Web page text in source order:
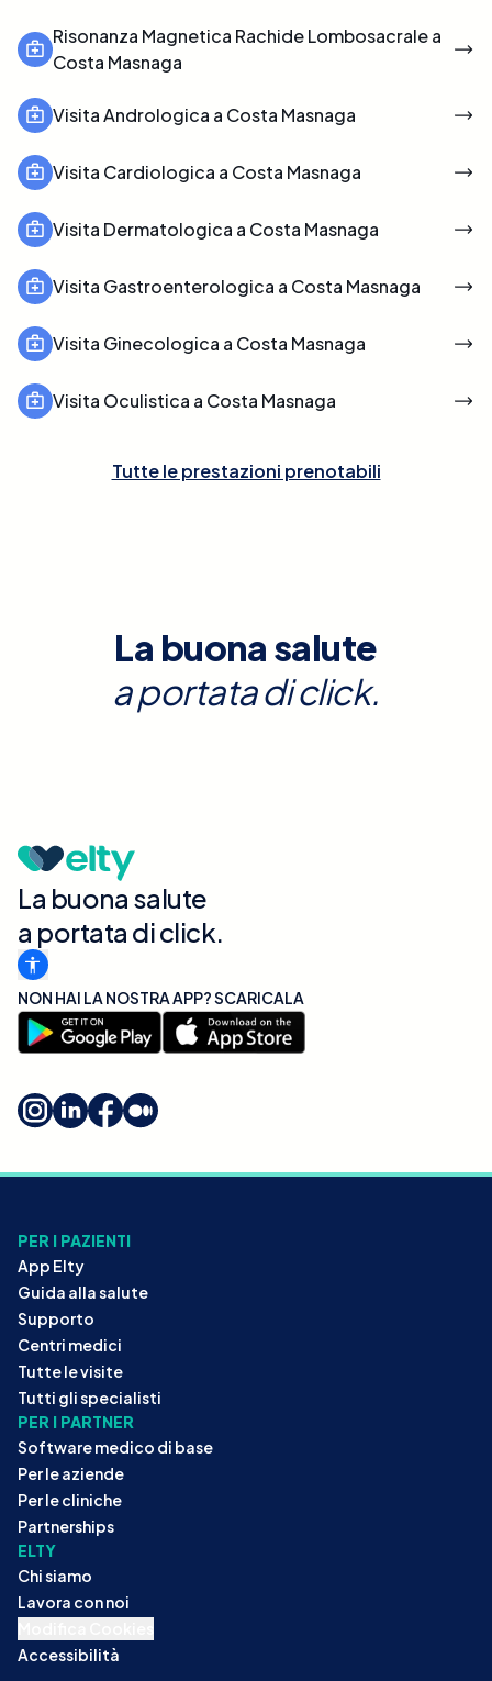
Risonanza Magnetica Rachide Lombosacrale a
Costa Masnaga
Visita Andrologica a Costa Masnaga
Visita Cardiologica a Costa Masnaga
Visita Dermatologica a Costa Masnaga
Visita Gastroenterologica a Costa Masnaga
Visita Ginecologica a Costa Masnaga
Visita Oculistica a Costa Masnaga
Tutte le prestazioni prenotabili
La buona salute
a portata di click.
La buona salute
a portata di click.
NON HAI LA NOSTRA APP? SCARICALA
PER I PAZIENTI
App Elty
Guida alla salute
Supporto
Centri medici
Tutte le visite
Tutti gli specialisti
PER I PARTNER
Software medico di base
Per le aziende
Per le cliniche
Partnerships
ELTY
Chi siamo
Lavora con noi
Accessibilità